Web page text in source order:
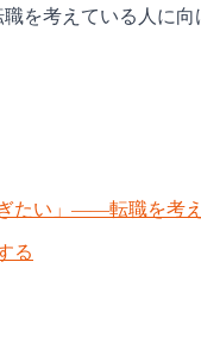
を考えている人に
たい」――転職を考
る